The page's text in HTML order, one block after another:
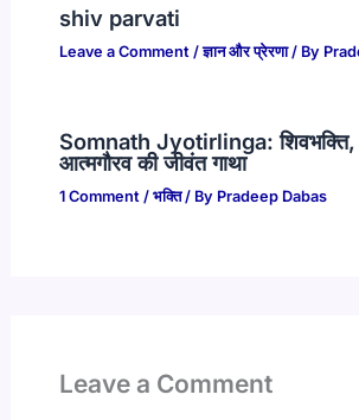
shiv parvati
Leave a Comment /ज्ञान और प्रेरणा/ By
Somnath Jyotirlinga: शिवभक्ति,
आत्मगौरव की जीवंत गाथा
1 Comment / भक्ति/ By Pradeep Dabas
Leave a Comment